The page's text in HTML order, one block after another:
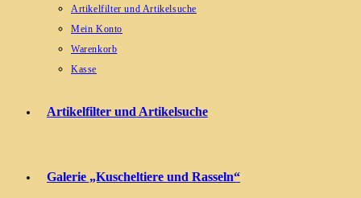
Artikelfilter und Artikelsuche
Mein Konto
Warenkorb
Kasse
Artikelfilter und Artikelsuche
Galerie „Kuscheltiere und Rasseln“